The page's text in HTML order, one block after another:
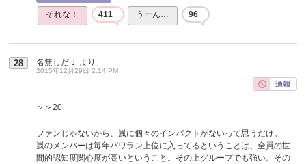
それな！ 411 うーん… 96
28 名無しだＪ より
2015年12月29日 2:14 PM
＞＞20
ファンじゃないから、嵐に個々のインパクトがないって思うだけ。
嵐のメンバーは毎年パワラン上位に入ってるということは、全員の世
間的認知度関心度が高いということ。その上グループでも強い。その